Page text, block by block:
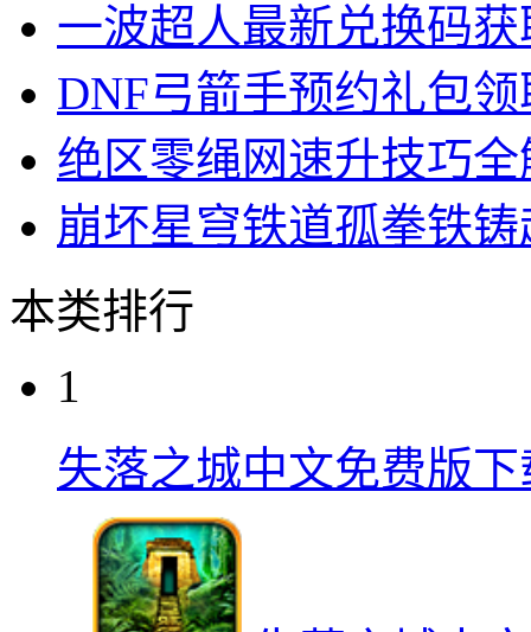
一波超人最新兑换码
DNF弓箭手预约礼包
绝区零绳网速升技巧全
崩坏星穹铁道孤拳铁
本类排行
1
失落之城中文免费版下